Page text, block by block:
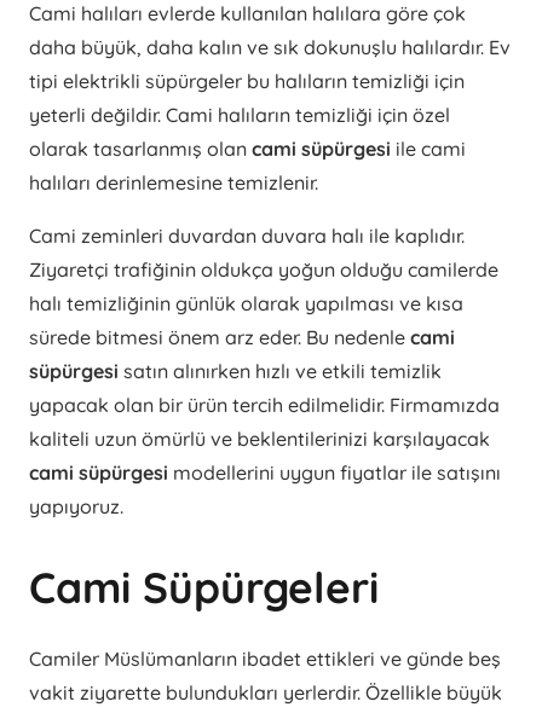
Cami halıları evlerde kullanılan halılara göre çok
daha büyük, daha kalın ve sık dokunuşlu halılardır. Ev
tipi elektrikli süpürgeler bu halıların temizliği için
yeterli değildir. Cami halıların temizliği için özel
olarak tasarlanmış olan cami süpürgesi ile cami
halıları derinlemesine temizlenir.
Cami zeminleri duvardan duvara halı ile kaplıdır.
Ziyaretçi trafiğinin oldukça yoğun olduğu camilerde
halı temizliğinin günlük olarak yapılması ve kısa
sürede bitmesi önem arz eder. Bu nedenle cami
süpürgesi satın alınırken hızlı ve etkili temizlik
yapacak olan bir ürün tercih edilmelidir. Firmamızda
kaliteli uzun ömürlü ve beklentilerinizi karşılayacak
cami süpürgesi modellerini uygun fiyatlar ile satışını
yapıyoruz.
Cami Süpürgeleri
Camiler Müslümanların ibadet ettikleri ve günde beş
vakit ziyarette bulundukları yerlerdir. Özellikle büyük